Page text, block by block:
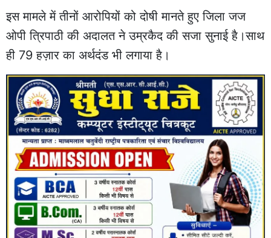
इस मामले में तीनों आरोपियों को दोषी मानते हुए जिला जज
ओपी त्रिपाठी की अदालत ने उम्रकैद की सजा सुनाई है।साथ
ही 79 हज़ार का अर्थदंड भी लगाया है।